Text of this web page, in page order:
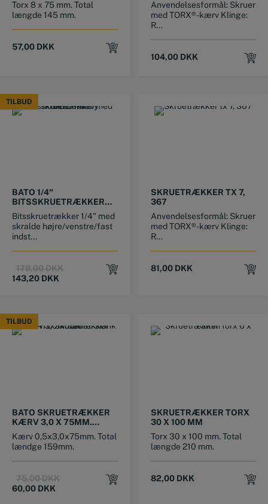
Torx 8 x 75 mm. Total
længde 145 mm.
57,00 DKK
Anvendelsesformål: Skruer
med TORX®-kærv Klinge:
R...
104,00 DKK
TILBUD
TILBUD
BATO 1/4″
BITSSKRUETRÆKKER
MED SKRALDE STUBBY
Bitsskruetrækker 1/4" med
skralde højre/venstre/fast
indst...
179,00DKKOriginal
143,20 DKK
Current
SKRUETRÆKKER TX 7,
367
Anvendelsesformål: Skruer
med TORX®-kærv Klinge:
R...
81,00 DKK
TILBUD
TILBUD
BATO SKRUETRÆKKER
KÆRV 3,0 X 75MM.
SLANK MODEL
Kærv 0,5x3,0x75mm. Total
lændge 159mm.
75,00DKKOriginal
60,00 DKK
Current
SKRUETRÆKKER TORX
30 X 100 MM
Torx 30 x 100 mm. Total
længde 210 mm.
82,00 DKK